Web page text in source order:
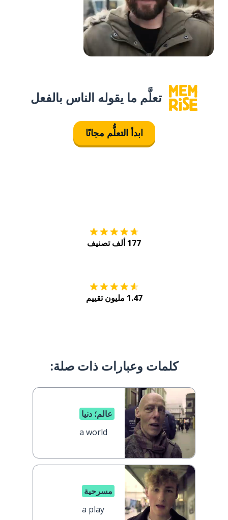
تعلَّم ما يقوله الناس بالفعل
ابدأ التعلُّم مجانًا
177 ألف تصنيف
1.47 مليون تقييم
كلمات وعبارات ذات صلة:
عالم؛ دنيا
a world
مسرحية
a play